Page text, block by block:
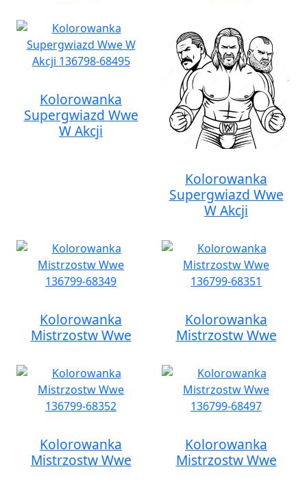
Kolorowanka
Supergwiazd Wwe
W Akcji
Kolorowanka
Supergwiazd Wwe
W Akcji
Kolorowanka
Mistrzostw Wwe
Kolorowanka
Mistrzostw Wwe
Kolorowanka
Mistrzostw Wwe
Kolorowanka
Mistrzostw Wwe